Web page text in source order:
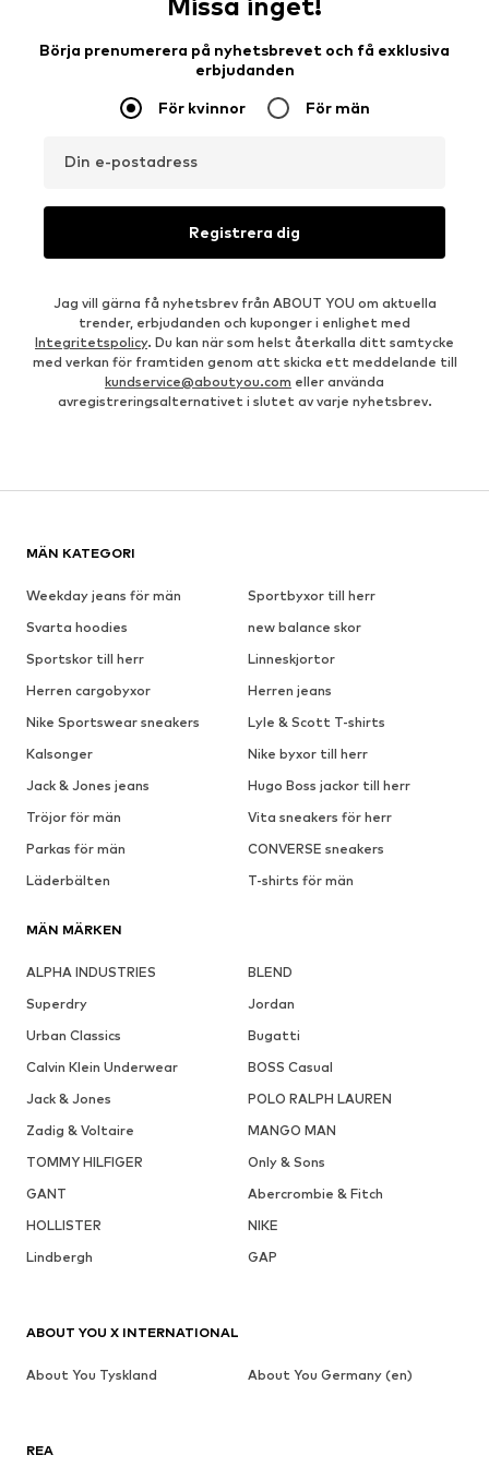
Börja prenumerera på nyhetsbrevet och få exklusiva
erbjudanden
För kvinnor För män
Din e-postadress
Registrera dig
Jag vill gärna få nyhetsbrev från ABOUT YOU om aktuella
trender, erbjudanden och kuponger i enlighet med
Integritetspolicy. Du kan när som helst återkalla ditt samtycke
med verkan för framtiden genom att skicka ett meddelande till
kundservice@aboutyou.com eller använda
avregistreringsalternativet i slutet av varje nyhetsbrev.
MÄN KATEGORI
Weekday jeans för män
Sportbyxor till herr
Svarta hoodies
new balance skor
Sportskor till herr
Linneskjortor
Herren cargobyxor
Herren jeans
Nike Sportswear sneakers
Lyle & Scott T-shirts
Kalsonger
Nike byxor till herr
Jack & Jones jeans
Hugo Boss jackor till herr
Tröjor för män
Vita sneakers för herr
Parkas för män
CONVERSE sneakers
Läderbälten
T-shirts för män
MÄN MÄRKEN
ALPHA INDUSTRIES
BLEND
Superdry
Jordan
Urban Classics
Bugatti
Calvin Klein Underwear
BOSS Casual
Jack & Jones
POLO RALPH LAUREN
Zadig & Voltaire
MANGO MAN
TOMMY HILFIGER
Only & Sons
GANT
Abercrombie & Fitch
HOLLISTER
NIKE
Lindbergh
GAP
REA
ABOUT YOU X INTERNATIONAL
About You Tyskland About You Germany (en)